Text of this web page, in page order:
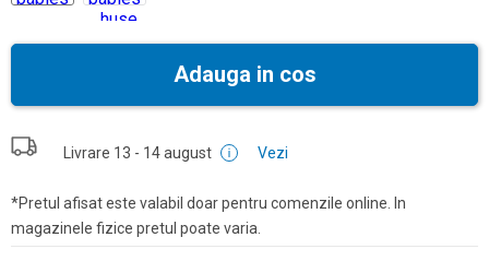
Adauga in cos
Livrare 13 - 14 august Vezi
*Pretul afisat este valabil doar pentru comenzile online. In
magazinele fizice pretul poate varia.